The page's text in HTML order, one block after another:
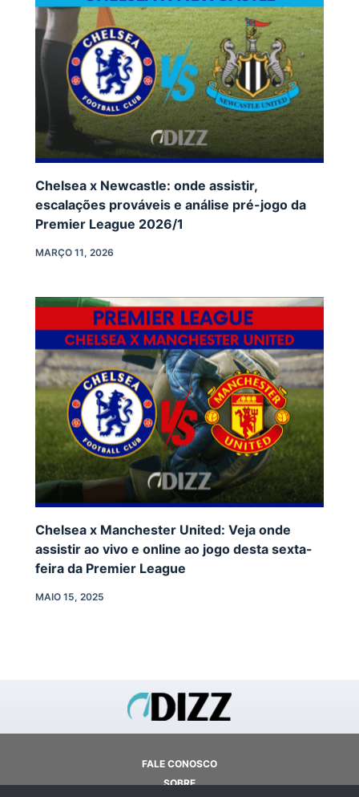
Chelsea x Newcastle: onde assistir,
escalações prováveis e análise pré-jogo da
Premier League 2026/1
MARÇO 11, 2026
Chelsea x Manchester United: Veja onde
assistir ao vivo e online ao jogo desta sexta-
feira da Premier League
MAIO 15, 2025
FALE CONOSCO
SOBRE